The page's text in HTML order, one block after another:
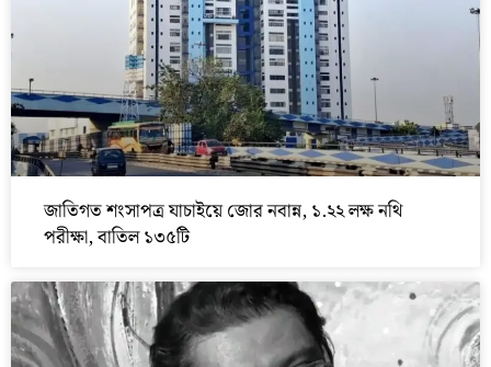
জাতিগত শংসাপত্র যাচাইয়ে জোর নবান্ন, ১.২২ লক্ষ নথি
পরীক্ষা, বাতিল ১৩৫টি